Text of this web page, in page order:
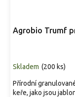
Agrobio Trumf
Skladem (200 ks)
Přírodní
keře, jako jsou